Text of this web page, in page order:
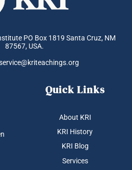
PO Box 1819 Santa Cruz, NM
87567, USA.
Quick Links
About KRI
KRI History
KRI Blog
Services